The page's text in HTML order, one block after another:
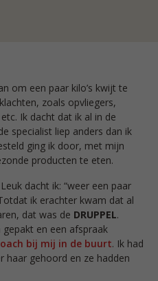
om een paar kilo’s kwijt te
zoals opvliegers,
Ik dacht dat ik al in de
specialist liep anders dan ik
ging ik door, met mijn
producten te eten.
dacht ik: “weer een paar
ik erachter kwam dat al
dat was de DRUPPEL.
en een afspraak
bij mij in de buurt. Ik had
haar gehoord en ze hadden